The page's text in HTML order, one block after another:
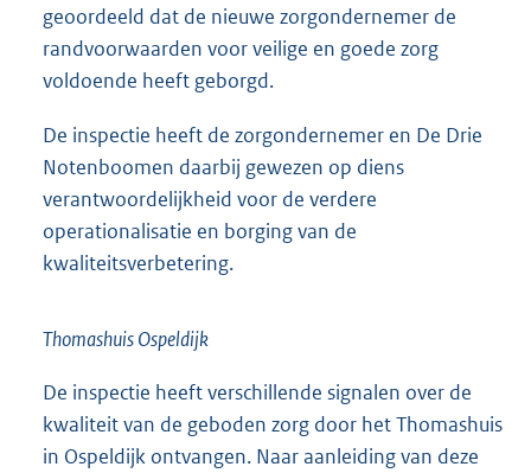
geoordeeld dat de nieuwe zorgondernemer de
randvoorwaarden voor veilige en goede zorg
voldoende heeft geborgd.
De inspectie heeft de zorgondernemer en De Drie
Notenboomen daarbij gewezen op diens
verantwoordelijkheid voor de verdere
operationalisatie en borging van de
kwaliteitsverbetering.
Thomashuis Ospeldijk
De inspectie heeft verschillende signalen over de
kwaliteit van de geboden zorg door het Thomashuis
in Ospeldijk ontvangen. Naar aanleiding van deze